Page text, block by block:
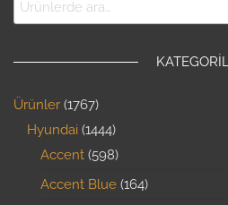
Ürünler 1767
Hyundai 1444
Accent 598
Accent Blue 164